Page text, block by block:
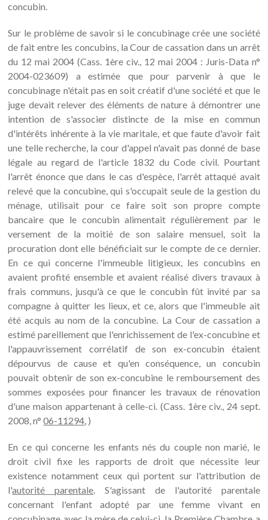
concubin.
Sur le problème de savoir si le concubinage crée une société
de fait entre les concubins, la Cour de cassation dans un arrêt
du 12 mai 2004 (Cass. 1ère civ., 12 mai 2004 : Juris-Data n°
2004-023609) a estimée que pour parvenir à que le
concubinage n'était pas en soit créatif d'une société et que le
juge devait relever des éléments de nature à démontrer une
intention de s'associer distincte de la mise en commun
d'intérêts inhérente à la vie maritale, et que faute d'avoir fait
une telle recherche, la cour d'appel n'avait pas donné de base
légale au regard de l'article 1832 du Code civil. Pourtant
l'arrêt énonce que dans le cas d'espèce, l'arrêt attaqué avait
relevé que la concubine, qui s'occupait seule de la gestion du
ménage, utilisait pour ce faire soit son propre compte
bancaire que le concubin alimentait régulièrement par le
versement de la moitié de son salaire mensuel, soit la
procuration dont elle bénéficiait sur le compte de ce dernier.
En ce qui concerne l'immeuble litigieux, les concubins en
avaient profité ensemble et avaient réalisé divers travaux à
frais communs, jusqu'à ce que le concubin fût invité par sa
compagne à quitter les lieux, et ce, alors que l'immeuble ait
été acquis au nom de la concubine. La Cour de cassation a
estimé pareillement que l'enrichissement de l'ex-concubine et
l'appauvrissement corrélatif de son ex-concubin étaient
dépourvus de cause et qu'en conséquence, un concubin
pouvait obtenir de son ex-concubine le remboursement des
sommes exposées pour financer les travaux de rénovation
d'une maison appartenant à celle-ci. (Cass. 1ère civ., 24 sept.
2008, n°06-11294, )
En ce qui concerne les enfants nés du couple non marié, le
droit civil fixe les rapports de droit que nécessite leur
existence notamment ceux qui portent sur l'attribution de
l'autorité parentale. S'agissant de l'autorité parentale
concernant l'enfant adopté par une femme vivant en